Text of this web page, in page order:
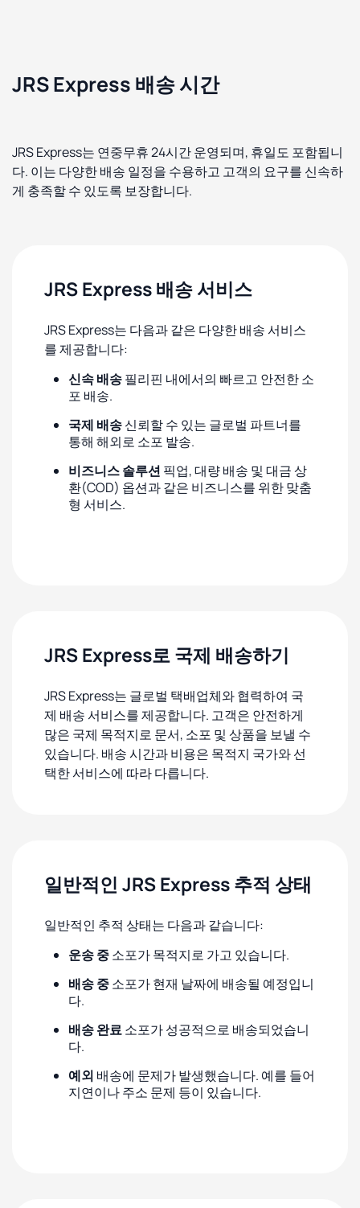
JRS Express 배송 시간
JRS Express는 연중무휴 24시간 운영되며, 휴일도 포함됩니
다. 이는 다양한 배송 일정을 수용하고 고객의 요구를 신속하
게 충족할 수 있도록 보장합니다.
JRS Express 배송 서비스
JRS Express는 다음과 같은 다양한 배송 서비스
를 제공합니다:
신속 배송필리핀 내에서의 빠르고 안전한 소
포 배송.
국제 배송신뢰할 수 있는 글로벌 파트너를
통해 해외로 소포 발송.
비즈니스 솔루션 픽업, 대량 배송 및 대금 상
환(COD) 옵션과 같은 비즈니스를 위한 맞춤
형 서비스.
JRS Express로 국제 배송하기
JRS Express는 글로벌 택배업체와 협력하여 국
제 배송 서비스를 제공합니다. 고객은 안전하게
많은 국제 목적지로 문서, 소포 및 상품을 보낼 수
있습니다. 배송 시간과 비용은 목적지 국가와 선
택한 서비스에 따라 다릅니다.
일반적인 JRS Express 추적 상태
일반적인 추적 상태는 다음과 같습니다:
운송 중소포가 목적지로 가고 있습니다.
배송 중소포가 현재 날짜에 배송될 예정입니
다.
배송 완료소포가 성공적으로 배송되었습니
다.
예외 배송에 문제가 발생했습니다. 예를 들어
지연이나 주소 문제 등이 있습니다.